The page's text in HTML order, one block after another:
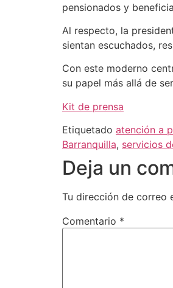
pensionados y
Al respecto, la
sientan escuchados,
Con este moderno
su papel más allá de
Kit de prensa
Etiquetado atención a
Barranquilla, servicios
Deja un
Tu dirección de correo
Comentario *